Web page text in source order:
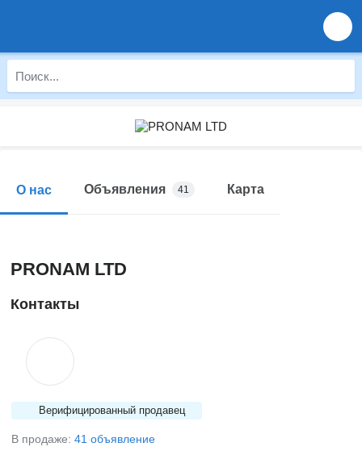
О нас Объявления 41 Карта
PRONAM LTD
Контакты
Верифицированный продавец
В продаже: 41 объявление